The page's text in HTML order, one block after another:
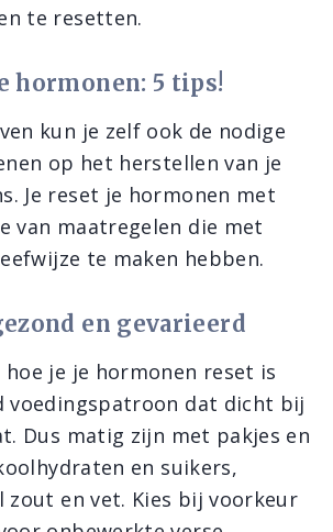
te resetten.
hormonen: 5 tips!
kun je zelf ook de nodige
op het herstellen van je
Je reset je hormonen met
van maatregelen die met
te maken hebben.
en gevarieerd
hoe je je hormonen reset is
voedingspatroon dat dicht bij
Dus matig zijn met pakjes en
en suikers,
zout en vet. Kies bij voorkeur